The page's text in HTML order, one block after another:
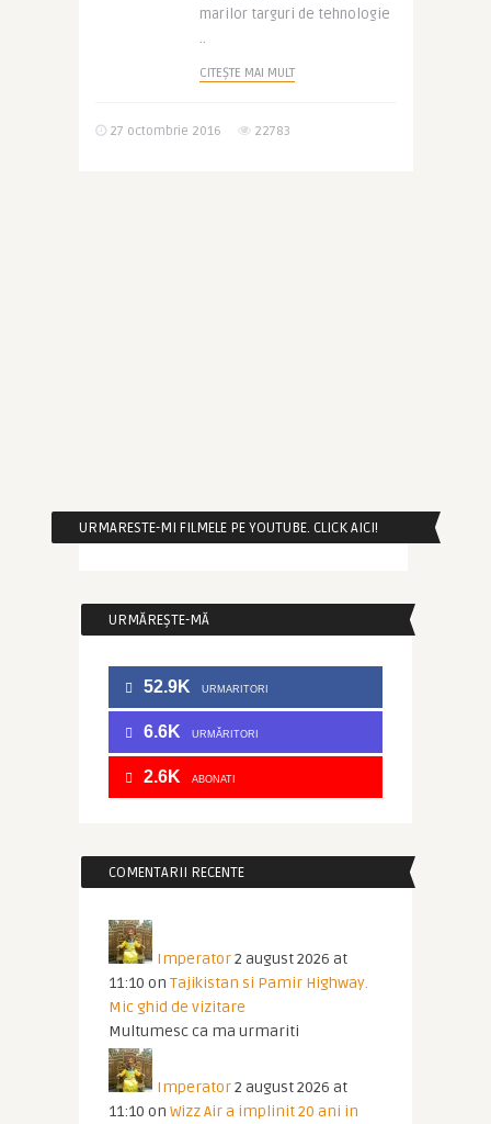
marilor targuri de tehnologie
..
CITEȘTE MAI MULT
27 octombrie 2016 22783
URMARESTE-MI FILMELE PE YOUTUBE. CLICK AICI!
URMĂREȘTE-MĂ
52.9K URMARITORI
6.6K URMĂRITORI
2.6K ABONATI
COMENTARII RECENTE
Imperator2 august 2026 at
11:10 on Tajikistan si Pamir Highway.
Mic ghid de vizitare
Multumesc ca ma urmariti
Imperator2 august 2026 at
11:10 on Wizz Air a implinit 20 ani in